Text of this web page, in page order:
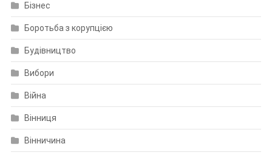
Бізнес
Боротьба з корупцією
Будівництво
Вибори
Війна
Вінниця
Вінничина